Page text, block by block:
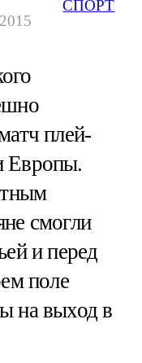
СПОРТ
плей-
Европы.
смогли
и перед
поле
на выход в